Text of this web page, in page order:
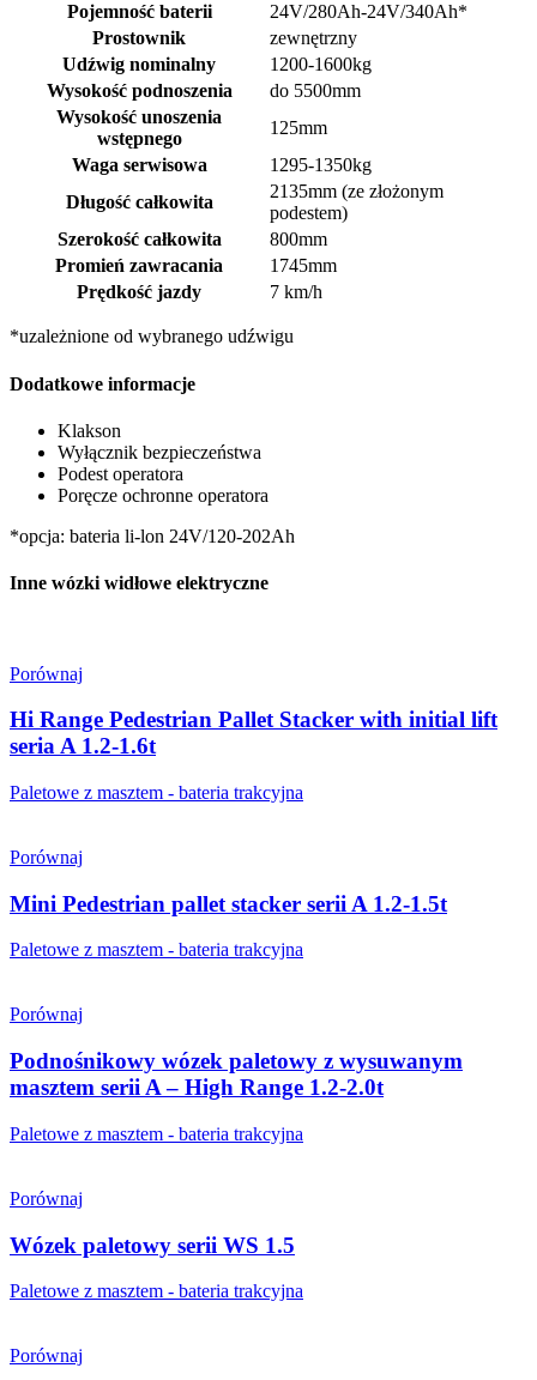
Pojemność baterii
24V/280Ah-24V/340Ah*
Prostownik
zewnętrzny
Udźwig nominalny
1200-1600kg
Wysokość podnoszenia
do 5500mm
Wysokość unoszenia
wstępnego
125mm
Waga serwisowa
1295-1350kg
Długość całkowita
2135mm (ze złożonym
podestem)
Szerokość całkowita
800mm
Promień zawracania
1745mm
Prędkość jazdy
7 km/h
*uzależnione od wybranego udźwigu
Dodatkowe informacje
Klakson
Wyłącznik bezpieczeństwa
Podest operatora
Poręcze ochronne operatora
*opcja: bateria li-lon 24V/120-202Ah
Inne wózki widłowe elektryczne
Porównaj
Hi Range Pedestrian Pallet Stacker with initial lift
seria A 1.2-1.6t
Paletowe z masztem - bateria trakcyjna
Porównaj
Mini Pedestrian pallet stacker serii A 1.2-1.5t
Paletowe z masztem - bateria trakcyjna
Porównaj
Podnośnikowy wózek paletowy z wysuwanym
masztem serii A – High Range 1.2-2.0t
Paletowe z masztem - bateria trakcyjna
Porównaj
Wózek paletowy serii WS 1.5
Paletowe z masztem - bateria trakcyjna
Porównaj